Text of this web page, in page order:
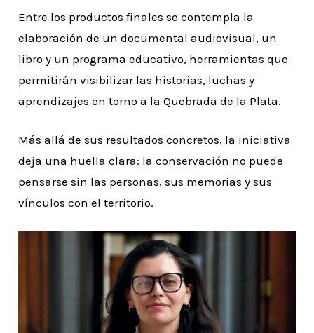
Entre los productos finales se contempla la
elaboración de un documental audiovisual, un
libro y un programa educativo, herramientas que
permitirán visibilizar las historias, luchas y
aprendizajes en torno a la Quebrada de la Plata.
Más allá de sus resultados concretos, la iniciativa
deja una huella clara: la conservación no puede
pensarse sin las personas, sus memorias y sus
vínculos con el territorio.